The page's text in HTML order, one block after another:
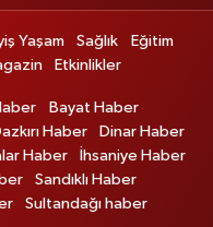
Yaşam Sağlık
Eğitim
Etkinlikler
Bayat Haber
Haber
Dinar Haber
Haber
İhsaniye Haber
Sandıklı Haber
Sultandağı haber